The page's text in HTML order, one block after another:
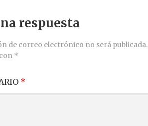
respuesta
de correo electrónico no será publicada.
*
*